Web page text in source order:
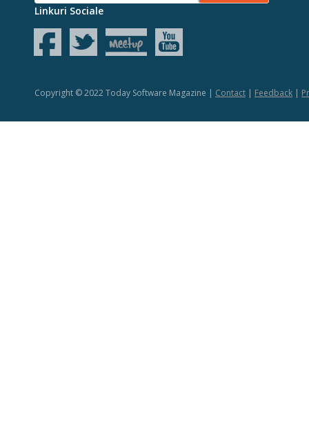
Linkuri Sociale
Copyright © 2022 Today Software Magazine | Contact | Feedback |